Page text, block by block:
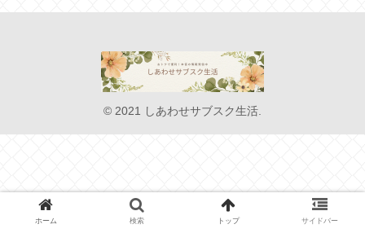
© 2021 しあわせサブスク生活.
ホーム 検索 トップ サイドバー